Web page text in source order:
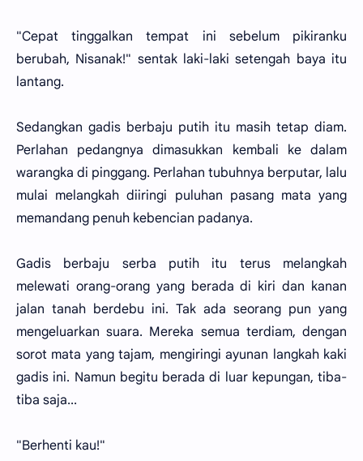
"Cepat tinggalkan tempat ini sebelum pikiranku
berubah, Nisanak!" sentak laki-laki setengah baya itu
lantang.
Sedangkan gadis berbaju putih itu masih tetap diam.
Perlahan pedangnya dimasukkan kembali ke dalam
warangka di pinggang. Perlahan tubuhnya berputar, lalu
mulai melangkah diiringi puluhan pasang mata yang
memandang penuh kebencian padanya.
Gadis berbaju serba putih itu terus melangkah
melewati orang-orang yang berada di kiri dan kanan
jalan tanah berdebu ini. Tak ada seorang pun yang
mengeluarkan suara. Mereka semua terdiam, dengan
sorot mata yang tajam, mengiringi ayunan langkah kaki
gadis ini. Namun begitu berada di luar kepungan, tiba-
tiba saja...
"Berhenti kau!"